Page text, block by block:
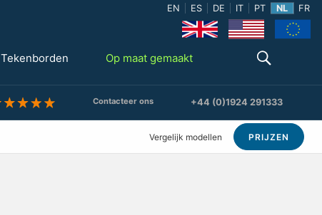
EN ES DE IT PT NL FR
Tekenborden Op maat gemaakt
Contacteer ons +44 (0)1924 291333
Vergelijk modellen PRIJZEN